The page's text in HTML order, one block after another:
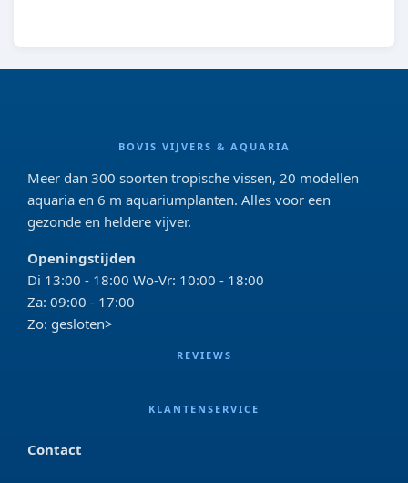
BOVIS VIJVERS & AQUARIA
Meer dan 300 soorten tropische vissen, 20 modellen
aquaria en 6 m aquariumplanten. Alles voor een
gezonde en heldere vijver.
Openingstijden
Di 13:00 - 18:00 Wo-Vr: 10:00 - 18:00
Za: 09:00 - 17:00
Zo: gesloten>
REVIEWS
KLANTENSERVICE
Contact